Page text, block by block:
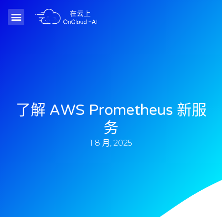
了解 AWS Prometheus 新服
务
1 8 月, 2025